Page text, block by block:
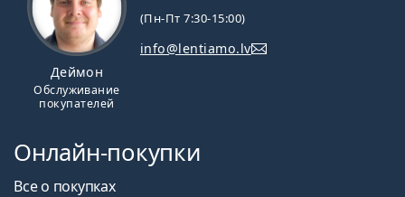
УФ-фильтр в контактных линзах повышает защиту
роговицы от вредного ультрафиолетового
излучения. Однако линзы не закрывают весь глаз
или область вокруг него, поэтому сочетание
контактных линз с УФ-фильтром и
очкамиявляется идеальной защитой от вредных
Пользователи линз Avaira могут носить Avaira
Vitality без нового рецепта.
Деймон
Обслуживание
покупателей
(Пн-Пт 7:30-15:00)
info@lentiamo.lv
Онлайн-покупки
Все о покупках